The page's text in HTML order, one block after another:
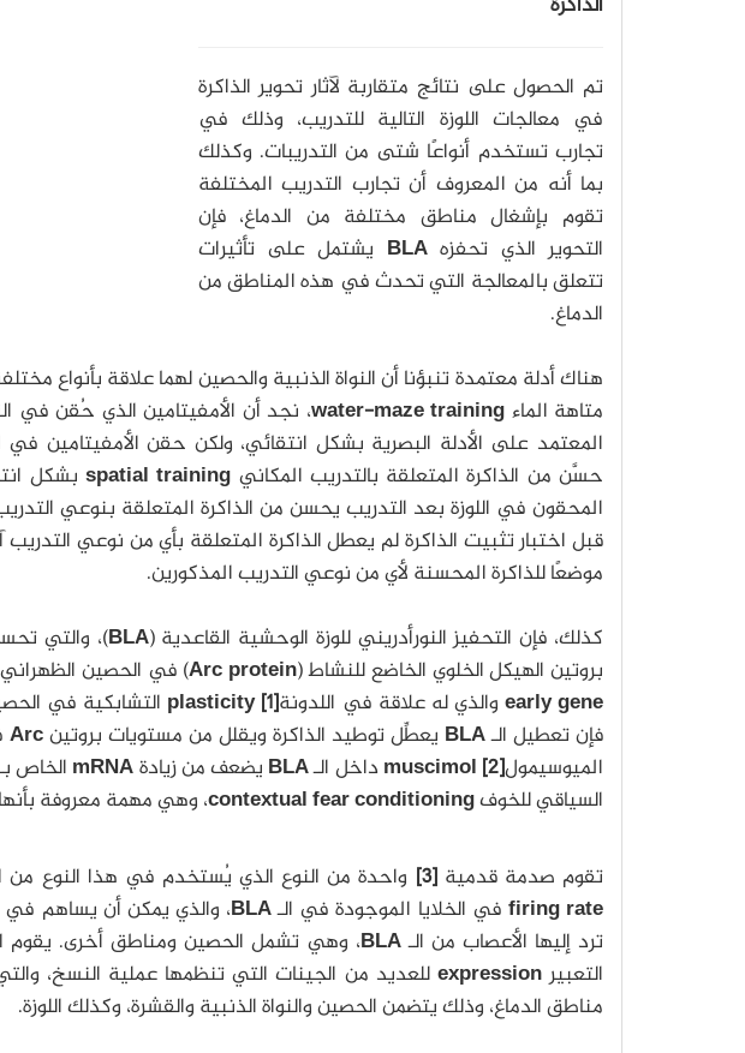
تم الحصول على نتائج متقاربة لآثار تحوير الذاكرة
في معالجات اللوزة التالية للتدريب، وذلك في
تجارب تستخدم أنواعًا شتى من التدريبات. وكذلك
بما أنه من المعروف أن تجارب التدريب المختلفة
تقوم بإشغال مناطق مختلفة من الدماغ، فإن
التحوير الذي تحفزهBLA يشتمل على تأثيرات
تتعلق بالمعالجة التي تحدث في هذه المناطق من
الدماغ.
هناك أدلة معتمدة تنبؤنا أن النواة الذنبية والحصين لهما علاقة بأنواع
متاهة الماء water-maze training، نجد أن الأمفيتامين الذي حُقن في
المعتمد على الأدلة البصرية بشكل انتقائي، ولكن حقن الأمفيتامين
حسَّن من الذاكرة المتعلقة بالتدريب المكاني spatial training بشكل
المحقون في اللوزة بعد التدريب يحسن من الذاكرة المتعلقة بنوعي
قبل اختبار تثبيت الذاكرة لم يعطل الذاكرة المتعلقة بأي من نوعي التدريب
موضعًا للذاكرة المحسنة لأي من نوعي التدريب المذكورين.
كذلك، فإن التحفيز النورأدريني للوزة الوحشية القاعدية (BLA)، والتي
بروتين الهيكل الخلوي الخاضع للنشاط (Arc protein) في الحصين
early gene والذي له علاقة في اللدونة[1]
plasticity التشابكية في
فإن تعطيل الـBLA يعطِّل توطيد الذاكرة ويقلل من مستويات بروتينArc
الميوسيمول[2] muscimol داخل الـBLA يضعف من زيادةmRNA الخاص
السياقي للخوفcontextual fear conditioning، وهي مهمة معروفة
تقوم صدمة قدمية [3]
واحدة من النوع الذي يُستخدم في هذا النوع من
firing rate في الخلايا الموجودة في الـBLA، والذي يمكن أن يساهم في
ترد إليها الأعصاب من الـBLA، وهي تشمل الحصين ومناطق أخرى. يقوم
التعبيرexpression للعديد من الجينات التي تنظمها عملية النسخ،
مناطق الدماغ، وذلك يتضمن الحصين والنواة الذنبية والقشرة، وكذلك اللوزة.